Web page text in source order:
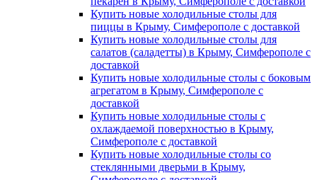
Купить новые холодильные столы для
пиццы в Крыму, Симферополе с доставкой
Купить новые холодильные столы для
салатов (саладетты) в Крыму, Симферополе с
доставкой
Купить новые холодильные столы с боковым
агрегатом в Крыму, Симферополе с
доставкой
Купить новые холодильные столы с
охлаждаемой поверхностью в Крыму,
Симферополе с доставкой
Купить новые холодильные столы со
стеклянными дверьми в Крыму,